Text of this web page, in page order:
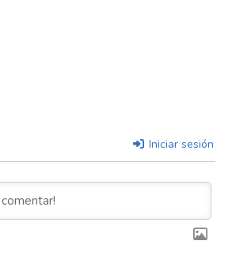
Iniciar sesión